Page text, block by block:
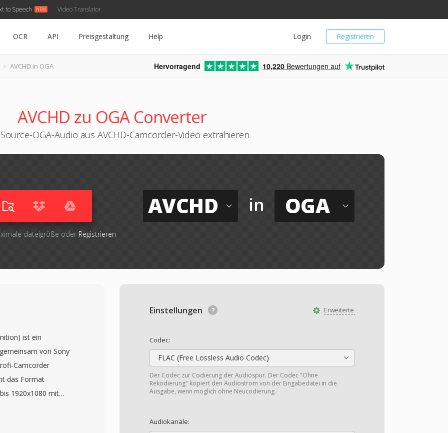
to Speech Video Translator
Registrieren
Login
OCR API Preisgestaltung Help
AVCHD in OGA Hervorragend 10,220 Bewertungen auf
AVCHD zu OGA Converter
OGA-Audio aus AVCHD-Camcorder-Video extrahieren
dateigröße oder Registrieren
AVCHD in OGA
Erweiterte
Einstellungen
Codec:
FLAC (Free Lossless Audio Codec)
Der Codec zur Codierung der Audiospur. Der Codec "Ohne
Rekodierung" kopiert den Audiostrom von der Eingabedatei in die
Ausgabe, wenn möglich ohne Neucodierung.
Audiokanäle:
ist ein
von Sony
Camcorder
das Format
1920x1080 mit
auf, gespeichert